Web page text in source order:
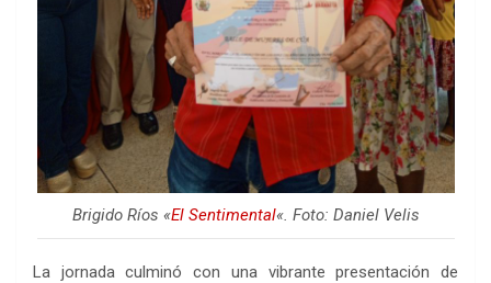
Brigido Ríos «El Sentimental«. Foto: Daniel Velis
La jornada culminó con una vibrante presentación de